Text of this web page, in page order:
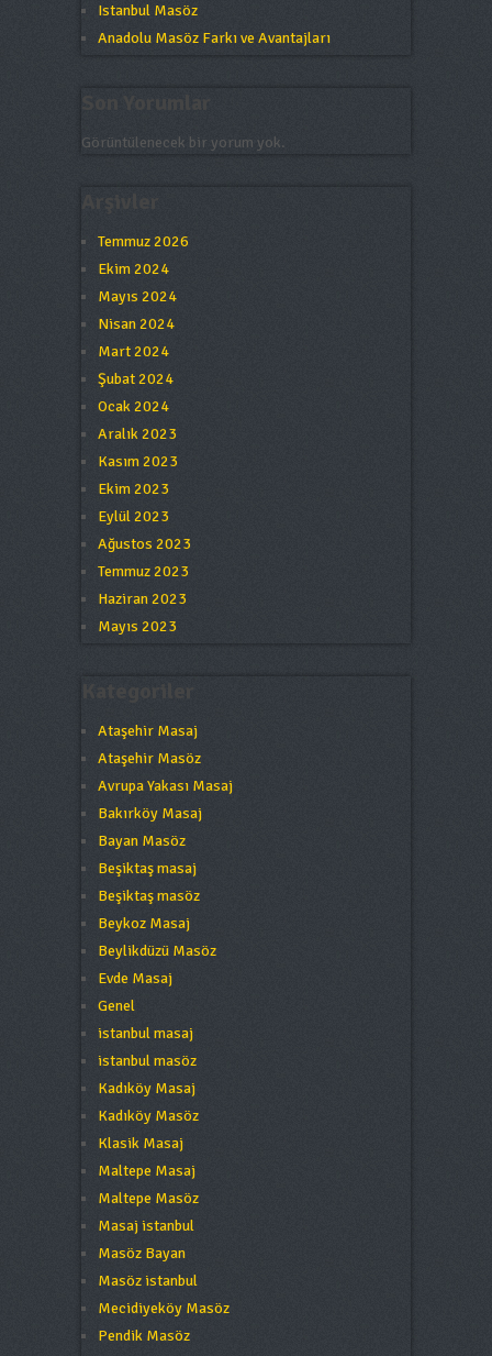
Istanbul Masöz
Anadolu Masöz Farkı ve Avantajları
Görüntülenecek bir yorum yok.
Temmuz 2026
Ekim 2024
Mayıs 2024
Nisan 2024
Mart 2024
Şubat 2024
Ocak 2024
Aralık 2023
Kasım 2023
Ekim 2023
Eylül 2023
Ağustos 2023
Temmuz 2023
Haziran 2023
Mayıs 2023
Ataşehir Masaj
Ataşehir Masöz
Avrupa Yakası Masaj
Bakırköy Masaj
Bayan Masöz
Beşiktaş masaj
Beşiktaş masöz
Beykoz Masaj
Beylikdüzü Masöz
Evde Masaj
Genel
istanbul masaj
istanbul masöz
Kadıköy Masaj
Kadıköy Masöz
Klasik Masaj
Maltepe Masaj
Maltepe Masöz
Masaj istanbul
Masöz Bayan
Masöz istanbul
Mecidiyeköy Masöz
Pendik Masöz